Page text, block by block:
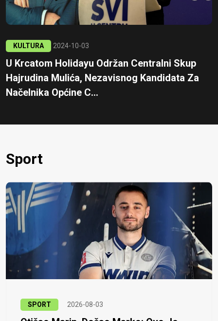
KULTURA 2024-10-03
U Krcatom Holidayu Održan Centralni Skup
Hajrudina Mulića, Nezavisnog Kandidata Za
Načelnika Općine C...
Sport
SPORT 2026-08-03